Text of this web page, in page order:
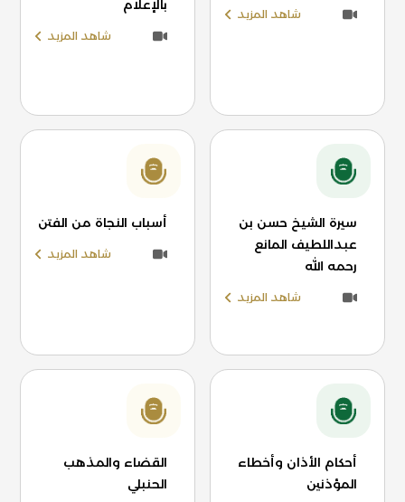
شاهد المزيد
بالإعلام
شاهد المزيد
سيرة الشيخ حسن بن
عبداللطيف المانع
رحمه الله
شاهد المزيد
أسباب النجاة من الفتن
شاهد المزيد
أحكام الأذان وأخطاء
المؤذنين
القضاء والمذهب
الحنبلي